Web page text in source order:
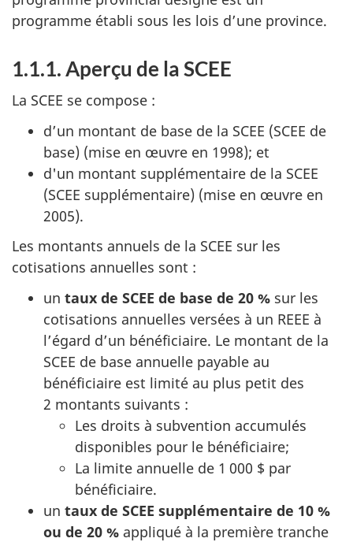
programme établi sous les lois d’une province.
1.1.1. Aperçu de la SCEE
La SCEE se compose :
d’un montant de base de la SCEE (SCEE de
base) (mise en œuvre en 1998); et
d'un montant supplémentaire de la SCEE
(SCEE supplémentaire) (mise en œuvre en
2005).
Les montants annuels de la SCEE sur les
cotisations annuelles sont :
un taux de SCEE de base de 20 % sur les
cotisations annuelles versées à un REEE à
l’égard d’un bénéficiaire. Le montant de la
SCEE de base annuelle payable au
bénéficiaire est limité au plus petit des
2 montants suivants :
Les droits à subvention accumulés
disponibles pour le bénéficiaire;
La limite annuelle de 1 000 $ par
bénéficiaire.
un taux de SCEE supplémentaire de 10 %
ou de 20 % appliqué à la première tranche